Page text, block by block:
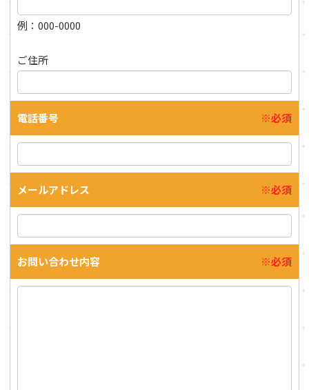
例：000-0000
ご住所
電話番号 ※必須
メールアドレス ※必須
お問い合わせ内容 ※必須